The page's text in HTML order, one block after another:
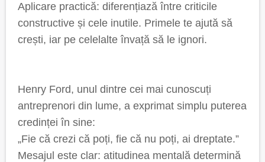
Aplicare practică: diferențiază între criticile
constructive și cele inutile. Primele te ajută să
crești, iar pe celelalte învață să le ignori.
Henry Ford, unul dintre cei mai cunoscuți
antreprenori din lume, a exprimat simplu puterea
credinței în sine:
„Fie că crezi că poți, fie că nu poți, ai dreptate.”
Mesajul este clar: atitudinea mentală determină